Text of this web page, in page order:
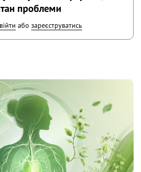
проблеми
абозареєструватись